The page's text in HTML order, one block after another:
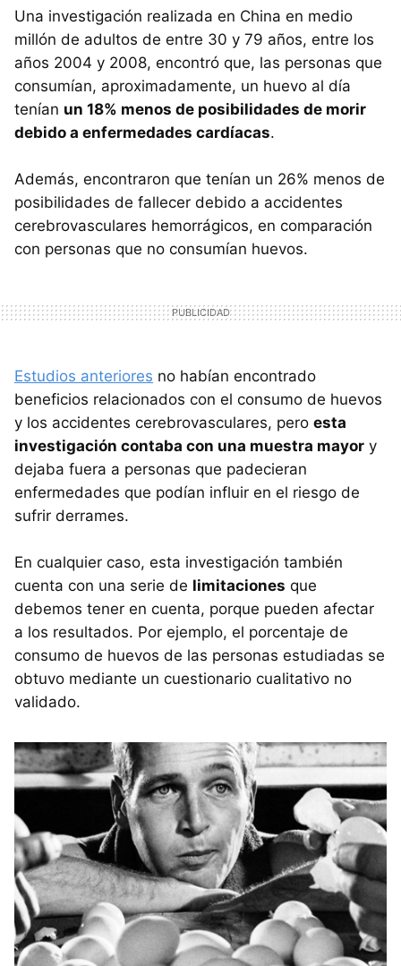
Una investigación realizada en China en medio
millón de adultos de entre 30 y 79 años, entre los
años 2004 y 2008, encontró que, las personas que
consumían, aproximadamente, un huevo al día
tenían un 18% menos de posibilidades de morir
debido a enfermedades cardíacas.
Además, encontraron que tenían un 26% menos de
posibilidades de fallecer debido a accidentes
cerebrovasculares hemorrágicos, en comparación
con personas que no consumían huevos.
Estudios anteriores no habían encontrado
beneficios relacionados con el consumo de huevos
y los accidentes cerebrovasculares, pero esta
investigación contaba con una muestra mayor y
dejaba fuera a personas que padecieran
enfermedades que podían influir en el riesgo de
sufrir derrames.
En cualquier caso, esta investigación también
cuenta con una serie de limitaciones que
debemos tener en cuenta, porque pueden afectar
a los resultados. Por ejemplo, el porcentaje de
consumo de huevos de las personas estudiadas se
obtuvo mediante un cuestionario cualitativo no
validado.